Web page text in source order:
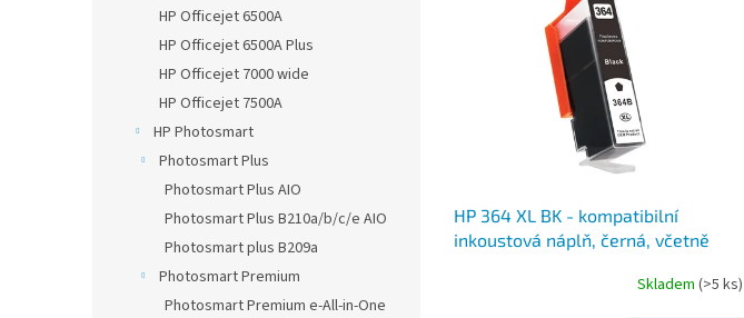
HP Officejet 6500A
HP Officejet 6500A Plus
HP Officejet 7000 wide
HP Officejet 7500A
HP Photosmart
Photosmart Plus
Photosmart Plus AIO
Photosmart Plus B210a/b/c/e AIO
Photosmart plus B209a
Photosmart Premium
Photosmart Premium e-All-in-One
HP 364 XL BK - kompatibilní
inkoustová náplň, černá, včetně
Skladem (>5 ks)